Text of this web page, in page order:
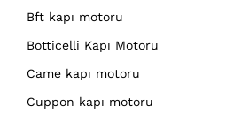
Bft kapı motoru
Botticelli Kapı Motoru
Came kapı motoru
Cuppon kapı motoru